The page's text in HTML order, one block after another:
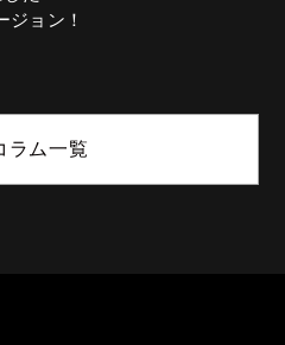
ジョン！
ラム一覧